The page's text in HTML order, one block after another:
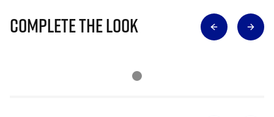
Complete The Look